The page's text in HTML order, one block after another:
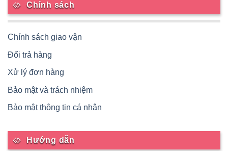
Chính sách
Chính sách giao vận
Đổi trả hàng
Xử lý đơn hàng
Bảo mật và trách nhiệm
Bảo mật thông tin cá nhân
Hướng dẫn